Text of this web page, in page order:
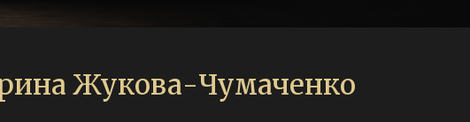
Жукова-Чумаченко